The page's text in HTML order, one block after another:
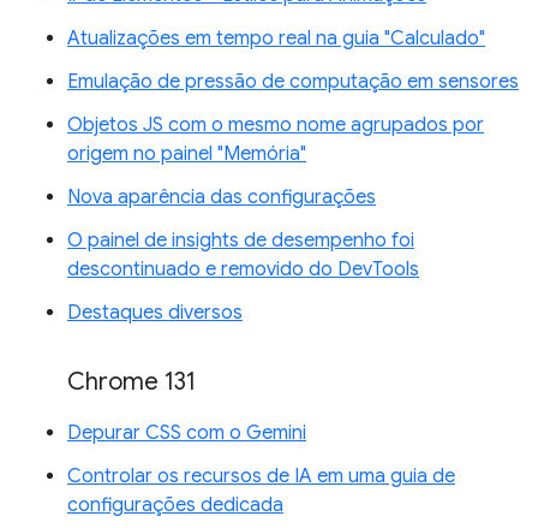
Atualizações em tempo real na guia "Calculado"
Emulação de pressão de computação em sensores
Objetos JS com o mesmo nome agrupados por
origem no painel "Memória"
Nova aparência das configurações
O painel de insights de desempenho foi
descontinuado e removido do DevTools
Destaques diversos
Chrome 131
Depurar CSS com o Gemini
Controlar os recursos de IA em uma guia de
configurações dedicada